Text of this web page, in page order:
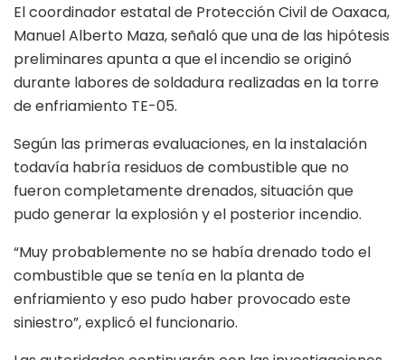
El coordinador estatal de Protección Civil de Oaxaca,
Manuel Alberto Maza, señaló que una de las hipótesis
preliminares apunta a que el incendio se originó
durante labores de soldadura realizadas en la torre
de enfriamiento TE-05.
Según las primeras evaluaciones, en la instalación
todavía habría residuos de combustible que no
fueron completamente drenados, situación que
pudo generar la explosión y el posterior incendio.
“Muy probablemente no se había drenado todo el
combustible que se tenía en la planta de
enfriamiento y eso pudo haber provocado este
siniestro”, explicó el funcionario.